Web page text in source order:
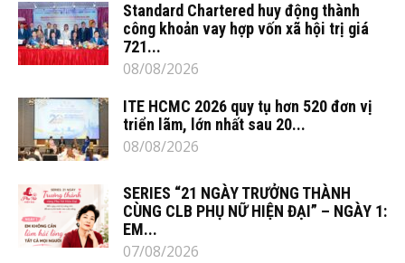
Standard Chartered huy động thành
công khoản vay hợp vốn xã hội trị giá
721...
08/08/2026
ITE HCMC 2026 quy tụ hơn 520 đơn vị
triển lãm, lớn nhất sau 20...
08/08/2026
SERIES “21 NGÀY TRƯỞNG THÀNH
CÙNG CLB PHỤ NỮ HIỆN ĐẠI” – NGÀY 1:
EM...
07/08/2026